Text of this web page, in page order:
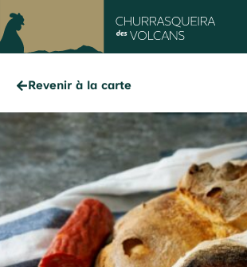
Revenir à la carte